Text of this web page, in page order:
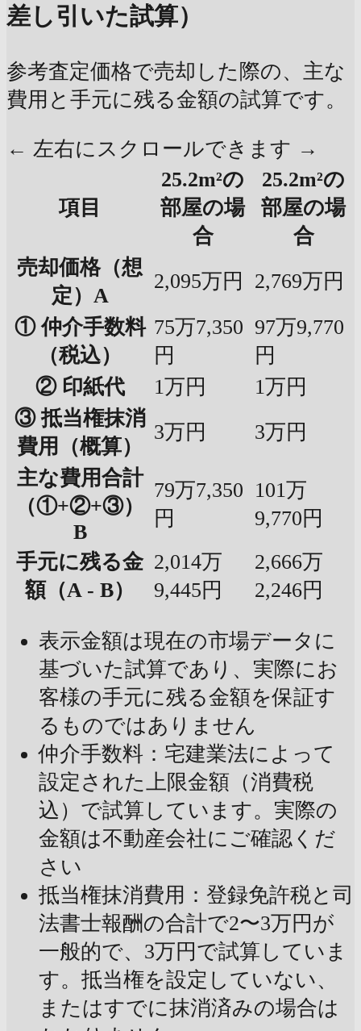
差し引いた試算）
参考査定価格で売却した際の、主な
費用と手元に残る金額の試算です。
← 左右にスクロールできます →
項目
25.2m²の
部屋の場
合
25.2m²の
部屋の場
合
売却価格（想
定）A
2,095万円
2,769万円
① 仲介手数料
（税込）
75万7,350
円
97万9,770
円
② 印紙代
1万円
1万円
③ 抵当権抹消
費用（概算）
3万円
3万円
主な費用合計
（①+②+③）
B
79万7,350
円
101万
9,770円
手元に残る金
額（A - B）
2,014万
9,445円
2,666万
2,246円
表示金額は現在の市場データに
基づいた試算であり、実際にお
客様の手元に残る金額を保証す
るものではありません
仲介手数料：宅建業法によって
設定された上限金額（消費税
込）で試算しています。実際の
金額は不動産会社にご確認くだ
さい
抵当権抹消費用：登録免許税と司
法書士報酬の合計で2〜3万円が
一般的で、3万円で試算していま
す。抵当権を設定していない、
またはすでに抹消済みの場合は